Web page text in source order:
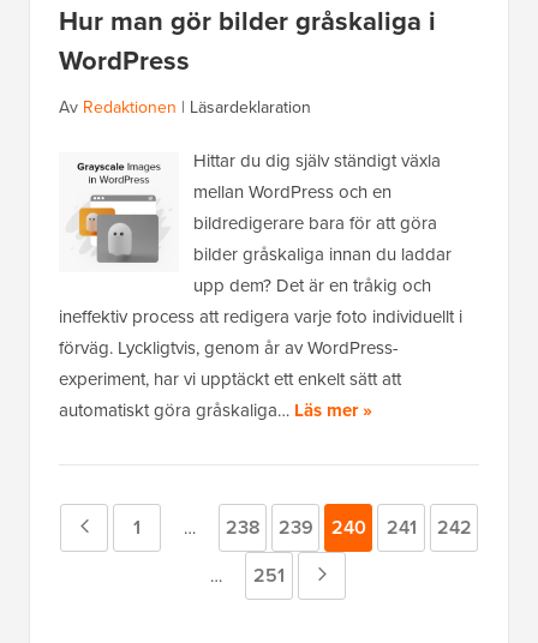
Hur man gör bilder gråskaliga i
WordPress
Av Redaktionen | Läsardeklaration
Hittar du dig själv ständigt växla
mellan WordPress och en
bildredigerare bara för att göra
bilder gråskaliga innan du laddar
upp dem? Det är en tråkig och
ineffektiv process att redigera varje foto individuellt i
förväg. Lyckligtvis, genom år av WordPress-
experiment, har vi upptäckt ett enkelt sätt att
automatiskt göra gråskaliga… Läs mer »
Föregående
Sida
1
Mellansidor
utelämnade
… Sida
238 Sida
239 Sida
240 Sida
241 Sida
242
Mellansidor
utelämnade
… Sida
251